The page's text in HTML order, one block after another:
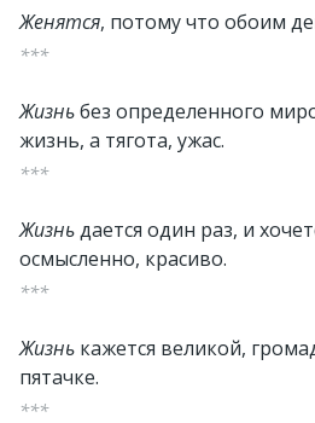
Женятся, потому что обоим
***
Жизньбез определенного
жизнь, а тягота, ужас.
***
Жизньдается один раз, и
осмысленно, красиво.
***
Жизнь кажется великой,
пятачке.
***